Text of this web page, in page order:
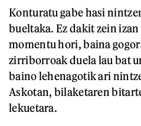
Konturatu gabe hasi
bueltaka. Ez dakit zein
momentu hori, baina
zirriborroak duela lau bat
baino lehenagotik ari
Askotan, bilaketaren
lekuetara.